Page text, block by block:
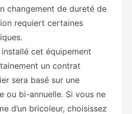
changement de dureté de
requiert certaines
cet équipement
un contrat
sera basé sur une
ou bi-annuelle. Si vous ne
d’un bricoleur, choisissez